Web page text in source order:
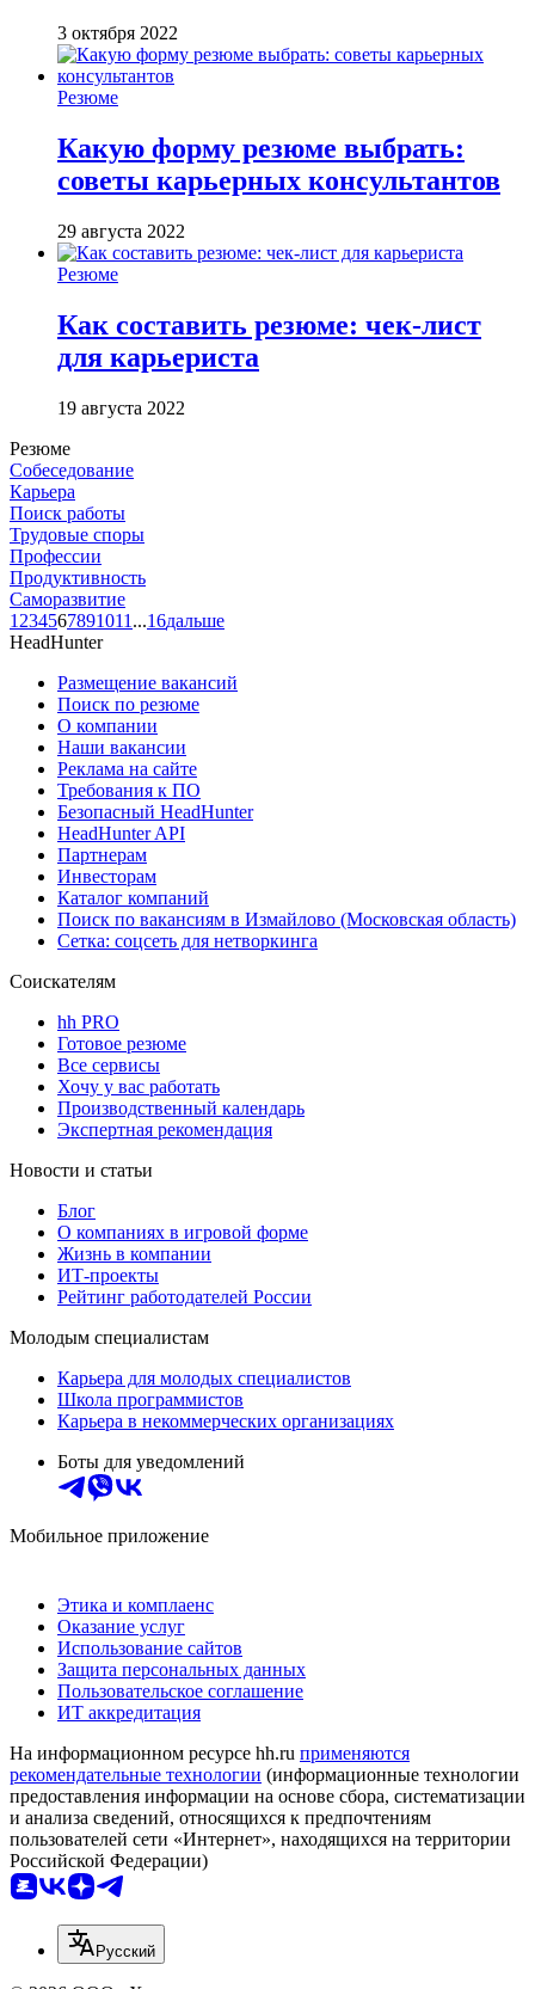
3 октября 2022
Резюме
Какую форму резюме выбрать:
советы карьерных консультантов
29 августа 2022
Резюме
Как составить резюме: чек-лист
для карьериста
19 августа 2022
Резюме
Собеседование
Карьера
Поиск работы
Трудовые споры
Профессии
Продуктивность
Саморазвитие
1 234567891011 ...16дальше
HeadHunter
Размещение вакансий
Поиск по резюме
О компании
Наши вакансии
Реклама на сайте
Требования к ПО
Безопасный HeadHunter
HeadHunter API
Партнерам
Инвесторам
Каталог компаний
Поиск по вакансиям в Измайлово (Московская область)
Сетка: соцсеть для нетворкинга
Соискателям
hh PRO
Готовое резюме
Все сервисы
Хочу у вас работать
Производственный календарь
Экспертная рекомендация
Новости и статьи
Блог
О компаниях в игровой форме
Жизнь в компании
ИТ-проекты
Рейтинг работодателей России
Молодым специалистам
Карьера для молодых специалистов
Школа программистов
Карьера в некоммерческих организациях
Боты для уведомлений
Мобильное приложение
Этика и комплаенс
Оказание услуг
Использование сайтов
Защита персональных данных
Пользовательское соглашение
ИТ аккредитация
На информационном ресурсе hh.ru применяются
рекомендательные технологии (информационные технологии
предоставления информации на основе сбора, систематизации
и анализа сведений, относящихся к предпочтениям
пользователей сети «Интернет», находящихся на территории
Российской Федерации)
Русский